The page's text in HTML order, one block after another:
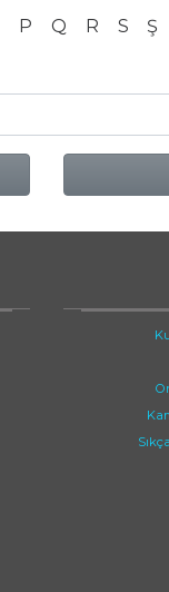
P Q R S Ş